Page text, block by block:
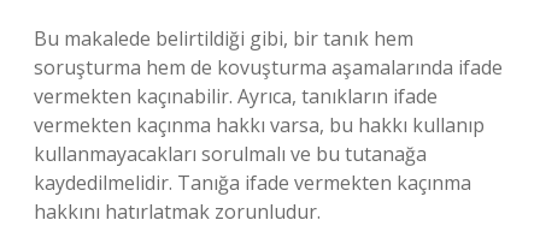
Bu makalede belirtildiği gibi, bir tanık hem
soruşturma hem de kovuşturma aşamalarında ifade
vermekten kaçınabilir. Ayrıca, tanıkların ifade
vermekten kaçınma hakkı varsa, bu hakkı kullanıp
kullanmayacakları sorulmalı ve bu tutanağa
kaydedilmelidir. Tanığa ifade vermekten kaçınma
hakkını hatırlatmak zorunludur.